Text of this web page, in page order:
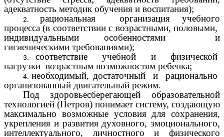
адекватность методик обучения и воспитания);
рациональная организация учебного
процесса (в соответствии с возрастными, половыми,
индивидуальными особенностями и
гигиеническими требованиями);
соответствие учебной и физической
нагрузки возрастным возможностям ребенка;
необходимый, достаточный и рационально
организованный двигательный режим.
Под здоровьесберегающей образовательной
технологией (Петров) понимает систему, создающую
максимально возможные условия для сохранения,
укрепления и развития духовного, эмоционального,
интеллектуального, личностного и физического